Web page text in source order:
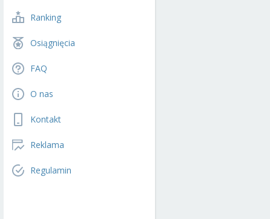
Ranking
Osiągnięcia
FAQ
O nas
Kontakt
Reklama
Regulamin